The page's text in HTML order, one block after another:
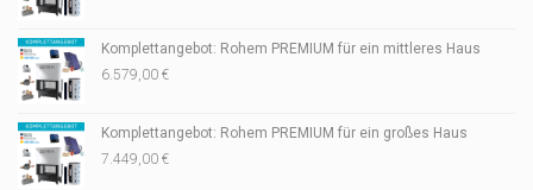
Komplettangebot: Rohem PREMIUM für ein mittleres Haus
6.579,00 €
Komplettangebot: Rohem PREMIUM für ein großes Haus
7.449,00 €